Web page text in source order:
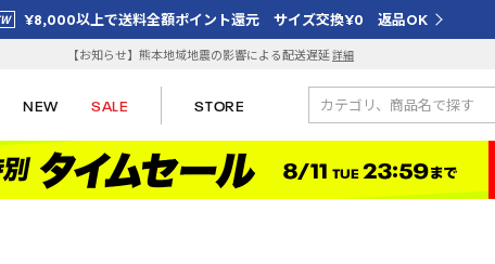
¥8,000以上で送料全額ポイント還元 サイズ交換¥0 返品OK
【お知らせ】熊本地域地震の影響による配送遅延詳細
NEW SALE STORE